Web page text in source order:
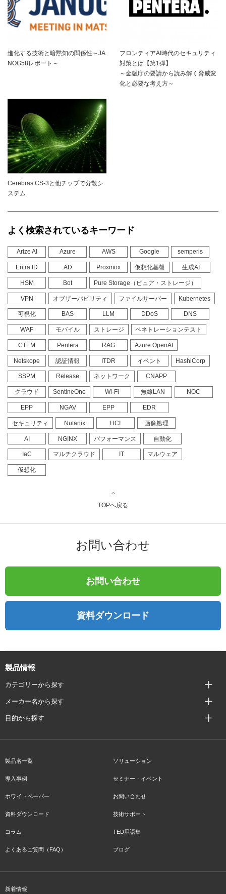
進化する技術と暗黙知の関係性～JA
NOG58レポート～
フロンティアAI時代のセキュリティ
対策とは【第1弾】
～金融庁の要請から読み解く脅威変
化と必要な考え方～
Cerebras CS-3と他チップで分散シ
ステム
よく検索されているキーワード
Arize AI Azure AWS Google semperis
Entra ID AD Proxmox 仮想化基盤 生成AI
HSM Bot Pure Storage（ピュア・ストレージ）
VPN オブザーバビリティ ファイルサーバー Kubernetes
可視化 BAS LLM DDoS DNS
WAF モバイル ストレージ ペネトレーションテスト
CTEM Pentera RAG Azure OpenAI
Netskope 認証情報 ITDR イベント HashiCorp
SSPM Release ネットワーク CNAPP
クラウド SentineOne Wi-Fi 無線LAN NOC
EPP NGAV EPP EDR
セキュリティ Nutanix HCI 画像処理
AI NGINX パフォーマンス 自動化
IaC マルチクラウド IT マルウェア
仮想化
TOPへ戻る
お問い合わせ
お問い合わせ
資料ダウンロード
製品情報
カテゴリーから探す
メーカー名から探す
目的から探す
製品名一覧 ソリューション
導入事例 セミナー・イベント
ホワイトペーパー お問い合わせ
資料ダウンロード 技術サポート
コラム TED用語集
よくあるご質問（FAQ） ブログ
新着情報